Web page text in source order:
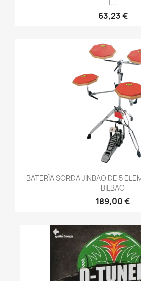
|...
63,23 €
BATERÍA SORDA JINBAO DE 5
BILBAO
189,00 €